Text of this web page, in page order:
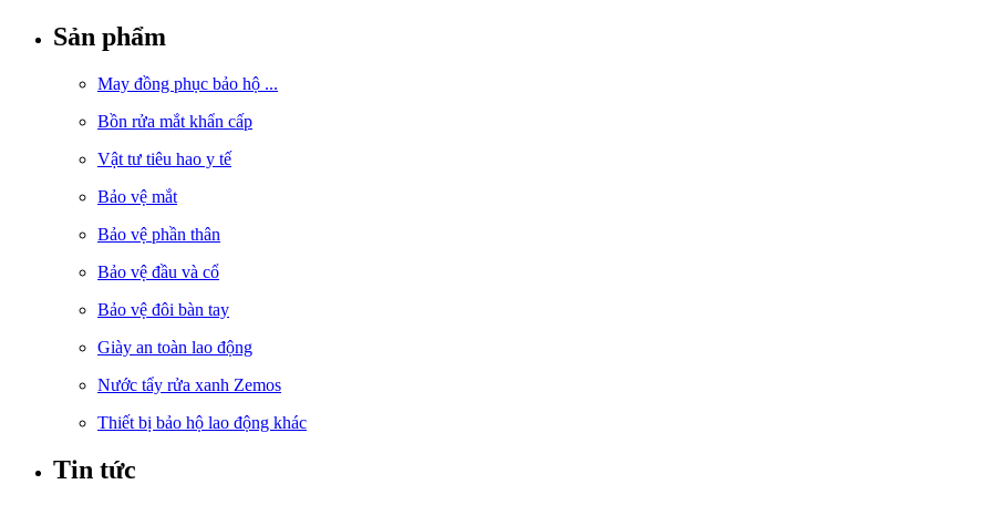
Sản phẩm
May đồng phục bảo hộ ...
Bồn rửa mắt khẩn cấp
Vật tư tiêu hao y tế
Bảo vệ mắt
Bảo vệ phần thân
Bảo vệ đầu và cổ
Bảo vệ đôi bàn tay
Giày an toàn lao động
Nước tẩy rửa xanh Zemos
Thiết bị bảo hộ lao động khác
Tin tức